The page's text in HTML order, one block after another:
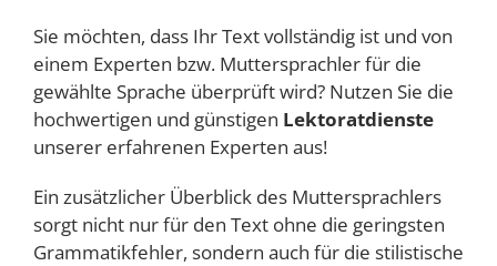
Sie möchten, dass Ihr Text vollständig ist und von
einem Experten bzw. Muttersprachler für die
gewählte Sprache überprüft wird? Nutzen Sie die
hochwertigen und günstigen Lektoratdienste
unserer erfahrenen Experten aus!
Ein zusätzlicher Überblick des Muttersprachlers
sorgt nicht nur für den Text ohne die geringsten
Grammatikfehler, sondern auch für die stilistische